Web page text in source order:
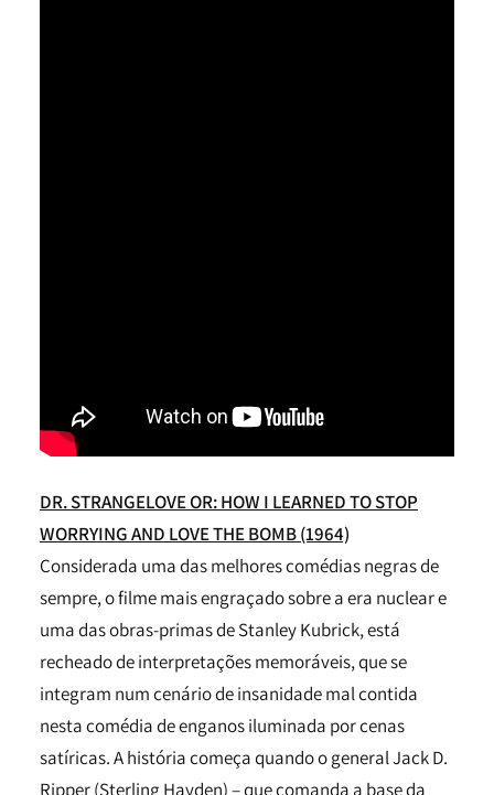
DR. STRANGELOVE OR: HOW I LEARNED TO STOP
WORRYING AND LOVE THE BOMB (1964)
Considerada uma das melhores comédias negras de
sempre, o filme mais engraçado sobre a era nuclear e
uma das obras-primas de Stanley Kubrick, está
recheado de interpretações memoráveis, que se
integram num cenário de insanidade mal contida
nesta comédia de enganos iluminada por cenas
satíricas. A história começa quando o general Jack D.
Ripper (Sterling Hayden) – que comanda a base da